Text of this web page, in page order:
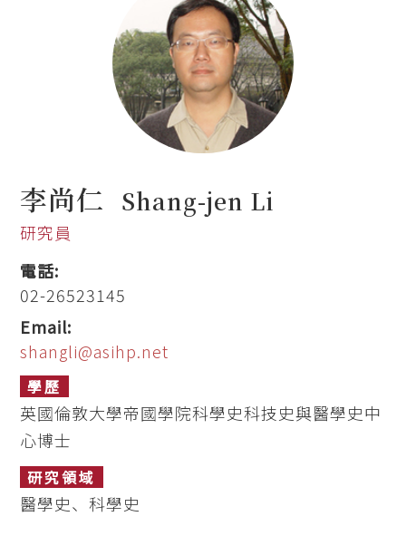
李尚仁 Shang-jen Li
研究員
電話:
02-26523145
Email:
shangli@asihp.net
學歷
英國倫敦大學帝國學院科學史科技史與醫學史中
心博士
研究領域
醫學史、科學史